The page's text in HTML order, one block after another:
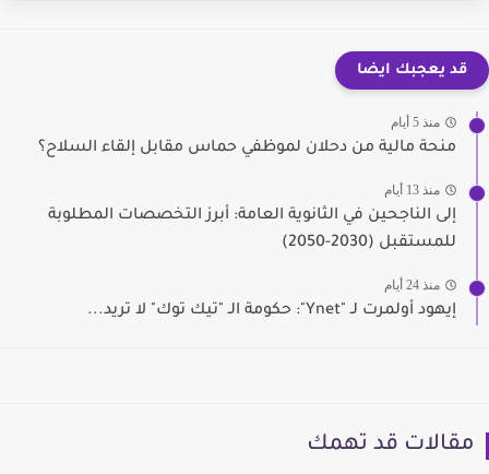
قد يعجبك ايضا
منذ 5 أيام
منحة مالية من دحلان لموظفي حماس مقابل إلقاء السلاح؟
منذ 13 أيام
إلى الناجحين في الثانوية العامة: أبرز التخصصات المطلوبة
للمستقبل (2030-2050)
منذ 24 أيام
إيهود أولمرت لـ "Ynet": حكومة الـ "تيك توك" لا تريد...
مقالات قد تهمك